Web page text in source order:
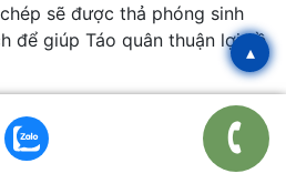
sẽ được thả phóng sinh
để giúp Táo quân thuận lợi về
không chỉ là một nghi lễ tâm
▴